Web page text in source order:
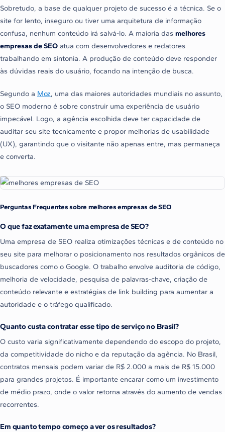
Sobretudo, a base de qualquer projeto de sucesso é a técnica. Se o
site for lento, inseguro ou tiver uma arquitetura de informação
confusa, nenhum conteúdo irá salvá-lo. A maioria das melhores
empresas de SEO atua com desenvolvedores e redatores
trabalhando em sintonia. A produção de conteúdo deve responder
às dúvidas reais do usuário, focando na intenção de busca.
Segundo a Moz, uma das maiores autoridades mundiais no assunto,
o SEO moderno é sobre construir uma experiência de usuário
impecável. Logo, a agência escolhida deve ter capacidade de
auditar seu site tecnicamente e propor melhorias de usabilidade
(UX), garantindo que o visitante não apenas entre, mas permaneça
e converta.
Perguntas Frequentes sobre melhores empresas de SEO
O que faz exatamente uma empresa de SEO?
Uma empresa de SEO realiza otimizações técnicas e de conteúdo no
seu site para melhorar o posicionamento nos resultados orgânicos de
buscadores como o Google. O trabalho envolve auditoria de código,
melhoria de velocidade, pesquisa de palavras-chave, criação de
conteúdo relevante e estratégias de link building para aumentar a
autoridade e o tráfego qualificado.
Quanto custa contratar esse tipo de serviço no Brasil?
O custo varia significativamente dependendo do escopo do projeto,
da competitividade do nicho e da reputação da agência. No Brasil,
contratos mensais podem variar de R$ 2.000 a mais de R$ 15.000
para grandes projetos. É importante encarar como um investimento
de médio prazo, onde o valor retorna através do aumento de vendas
recorrentes.
Em quanto tempo começo a ver os resultados?